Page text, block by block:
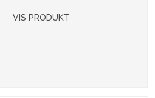
VIS PRODUKT